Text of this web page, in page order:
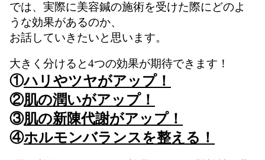
では、実際に美容鍼の施術を受けた際にどのよ
うな効果があるのか、
お話していきたいと思います。
大きく分けると4つの効果が期待できます！
①ハリやツヤがアップ！
②肌の潤いがアップ！
③肌の新陳代謝がアップ！
④ホルモンバランスを整える！